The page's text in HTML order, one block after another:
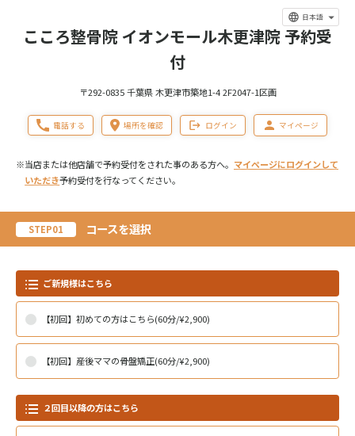
日本語
こころ整骨院 イオンモール木更津院 予約受
付
〒292-0835 千葉県 木更津市築地1-4 2F2047-1区画
電話する 場所を確認 ログイン マイページ
※当店または他店舗で予約受付をされた事のある方へ。 マイページにログインして
いただき予約受付を行なってください。
STEP01 コースを選択
ご新規様はこちら
【初回】初めての方はこちら(60分/¥2,900)
【初回】産後ママの骨盤矯正(60分/¥2,900)
２回目以降の方はこちら